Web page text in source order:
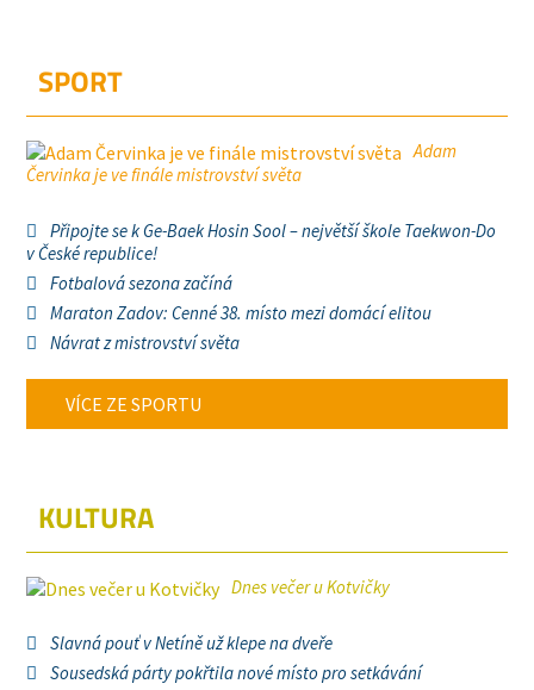
SPORT
Adam
Červinka je ve finále mistrovství světa
Připojte se k Ge-Baek Hosin Sool – největší škole Taekwon-Do
v České republice!
Fotbalová sezona začíná
Maraton Zadov: Cenné 38. místo mezi domácí elitou
Návrat z mistrovství světa
VÍCE ZE SPORTU
KULTURA
Dnes večer u Kotvičky
Slavná pouť v Netíně už klepe na dveře
Sousedská párty pokřtila nové místo pro setkávání